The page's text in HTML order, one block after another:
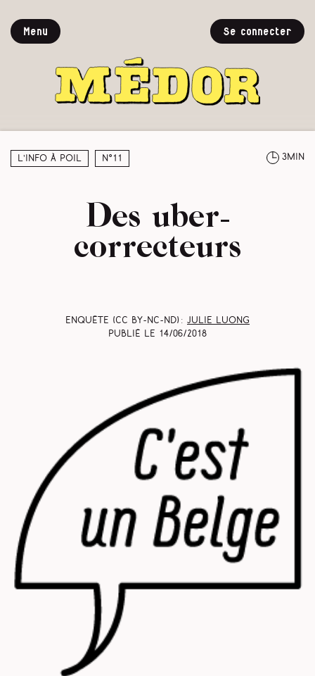
Menu Se connecter
L’info à poil N°11 3min
Des uber-
correcteurs
Enquête (CC BY-NC-ND) : Julie Luong
Publié le 14/06/2018